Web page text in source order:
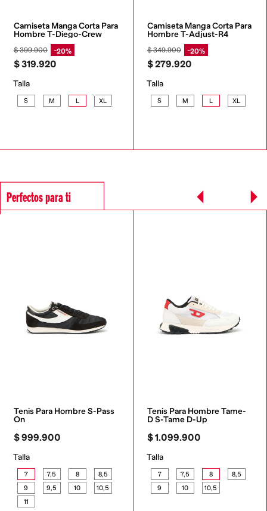
Camiseta Manga Corta Para
Hombre T-Diego-Crew
$399.900 20%
$319.920
Talla
S M L XL
Camiseta Manga Corta Para
Hombre T-Adjust-R4
$349.900 20%
$279.920
Talla
S M L XL
Perfectos para ti
Tenis Para Hombre S-Pass
On
$999.900
Talla
7 7,5 8
8,5
9
9,5 10
10,5
11
Tenis Para Hombre Tame-
D S-Tame D-Up
$1.099.900
Talla
7 7,5 8
8,5
9
10 10,5